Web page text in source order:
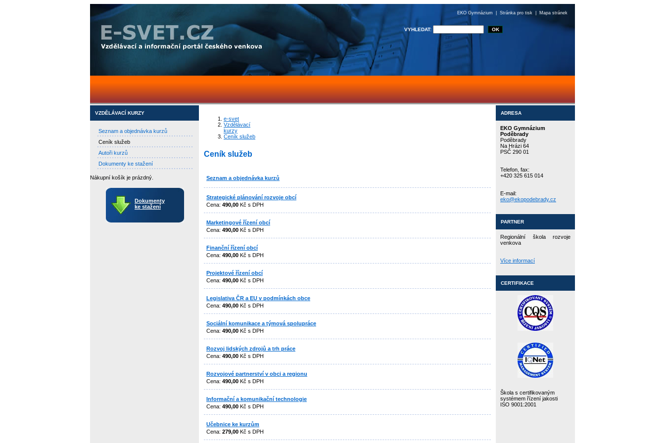
EKO Gymnázium Stránka pro tisk Mapa stránek
VYHLEDAT:
VZDĚLÁVACÍ KURZY
Seznam a objednávka kurzů
Ceník služeb
Autoři kurzů
Dokumenty ke stažení
Nákupní košík je prázdný.
Dokumenty
ke stažení
e-svet
Vzdělávací
kurzy
Ceník služeb
Ceník služeb
Seznam a objednávka kurzů
Strategické plánování rozvoje obcí
Cena: 490,00 Kč s DPH
Marketingové řízení obcí
Cena: 490,00 Kč s DPH
Finanční řízení obcí
Cena: 490,00 Kč s DPH
Projektové řízení obcí
Cena: 490,00 Kč s DPH
Legislativa ČR a EU v podmínkách obce
Cena: 490,00 Kč s DPH
Sociální komunikace a týmová spolupráce
Cena: 490,00 Kč s DPH
Rozvoj lidských zdrojů a trh práce
Cena: 490,00 Kč s DPH
Rozvojové partnerství v obci a regionu
Cena: 490,00 Kč s DPH
Informační a komunikační technologie
Cena: 490,00 Kč s DPH
Učebnice ke kurzům
Cena: 279,00 Kč s DPH
ADRESA
EKO Gymnázium
Poděbrady
Poděbrady
Na Hrázi 64
PSČ 290 01
Telefon, fax:
+420 325 615 014
E-mail:
eko@ekopodebrady.cz
PARTNER
Regionální škola rozvoje
venkova
Více informací
CERTIFIKACE
Škola s certifikovaným
systémem řízení jakosti
ISO 9001:2001